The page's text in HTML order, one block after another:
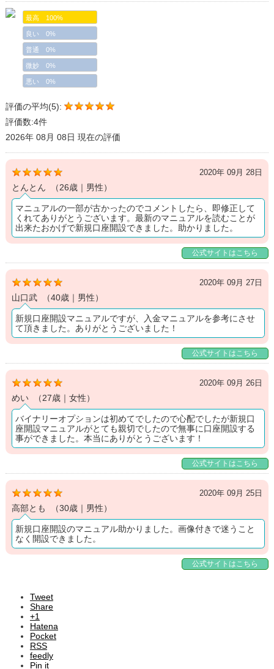
最高 100%
良い 0%
普通 0%
微妙 0%
悪い 0%
評価の平均(5):
評価数:4件
2026年 08月 08日 現在の評価
2020年 09月 28日
とんとん （26歳｜男性）
マニュアルの一部が古かったのでコメントしたら、即修正して
くれてありがとうございます。最新のマニュアルを読むことが
出来たおかげで新規口座開設できました。助かりました。
公式サイトはこちら
2020年 09月 27日
山口武 （40歳｜男性）
新規口座開設マニュアルですが、入金マニュアルを参考にさせ
て頂きました。ありがとうございました！
公式サイトはこちら
2020年 09月 26日
めい （27歳｜女性）
バイナリーオプションは初めてでしたので心配でしたが新規口
座開設マニュアルがとても親切でしたので無事に口座開設する
事ができました。本当にありがとうございます！
公式サイトはこちら
2020年 09月 25日
高部とも （30歳｜男性）
新規口座開設のマニュアル助かりました。画像付きで迷うこと
なく開設できました。
公式サイトはこちら
Tweet
Share
+1
Hatena
Pocket
RSS
feedly
Pin it